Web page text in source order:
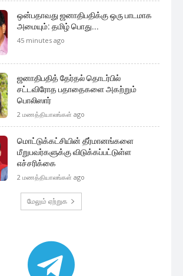
ஒன்பதாவது ஜனாதிபதிக்கு ஒரு பாடமாக
அமையும்: தமிழ் பொது...
45 minutes ago
ஜனாதிபதித் தேர்தல் தொடர்பில்
சட்டவிரோத பதாதைகளை அகற்றும்
பொலிஸார்
2 மணத்தியாலங்கள் ago
மொட்டுக்கட்சியின் தீர்மானங்களை
மீறுபவர்களுக்கு விடுக்கப்பட்டுள்ள
எச்சரிக்கை
2 மணத்தியாலங்கள் ago
மேலும் ஏற்றுக